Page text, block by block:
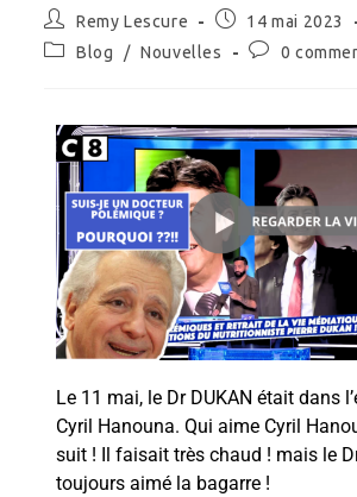
Remy Lescure
14 mai 2023
Blog
/ Nouvelles 0
Le 11 mai, le Dr DUKAN était dans
Cyril Hanouna. Qui aime Cyril
suit ! Il faisait très chaud ! mais le
toujours aimé la bagarre !